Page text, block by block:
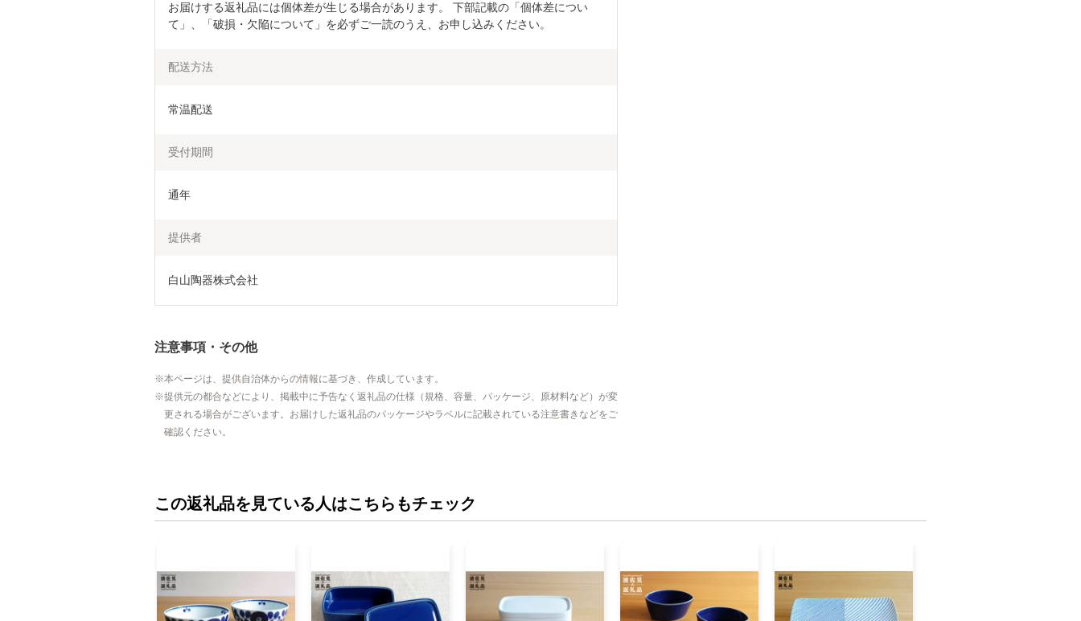
お届けする返礼品には個体差が生じる場合があります。 下部記載の「個体差につい
て」、「破損・欠陥について」を必ずご一読のうえ、お申し込みください。
配送方法
常温配送
受付期間
通年
提供者
白山陶器株式会社
注意事項・その他
本ページは、提供自治体からの情報に基づき、作成しています。
提供元の都合などにより、掲載中に予告なく返礼品の仕様（規格、容量、パッケージ、原材料など）が変
更される場合がございます。お届けした返礼品のパッケージやラベルに記載されている注意書きなどをご
確認ください。
この返礼品を見ている人はこちらもチェック